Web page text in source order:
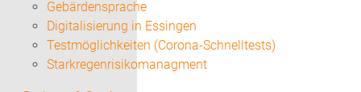
Gebärdensprache
Digitalisierung in Essingen
Testmöglichkeiten (Corona-Schnelltests)
Starkregenrisikomanagment